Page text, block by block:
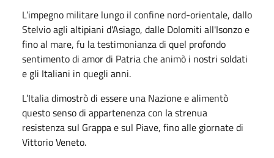
L’impegno militare lungo il confine nord-orientale, dallo
Stelvio agli altipiani d'Asiago, dalle Dolomiti all'Isonzo e
fino al mare, fu la testimonianza di quel profondo
sentimento di amor di Patria che animò i nostri soldati
e gli Italiani in quegli anni.
L’Italia dimostrò di essere una Nazione e alimentò
questo senso di appartenenza con la strenua
resistenza sul Grappa e sul Piave, fino alle giornate di
Vittorio Veneto.